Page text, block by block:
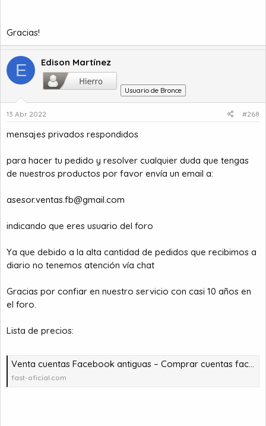
Gracias!
E Edison Martínez
Usuario de Bronce
13 Abr 2022 #268
mensajes privados respondidos
para hacer tu pedido y resolver cualquier duda que tengas
de nuestros productos por favor envía un email a:
asesor.ventas.fb@gmail.com
indicando que eres usuario del foro
Ya que debido a la alta cantidad de pedidos que recibimos a
diario no tenemos atención vía chat
Gracias por confiar en nuestro servicio con casi 10 años en
el foro.
Lista de precios:
Venta cuentas Facebook antiguas – Comprar cuentas facebook – comprar cuentas facebook – comprar cuentas gmail
fast-oficial.com